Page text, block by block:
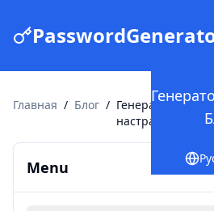
Главная / Блог / Генератор
настраивается
Menu